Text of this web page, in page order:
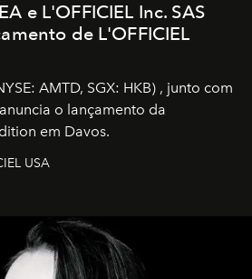
e L'OFFICIEL Inc. SAS
de L'OFFICIEL
AMTD, SGX: HKB) , junto com
o lançamento da
em Davos.
USA